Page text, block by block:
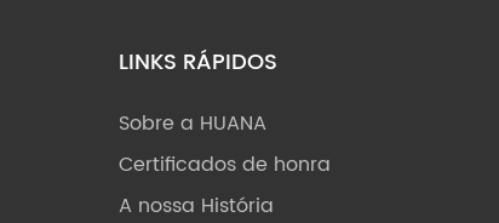
LINKS RÁPIDOS
Sobre a HUANA
Certificados de honra
A nossa História